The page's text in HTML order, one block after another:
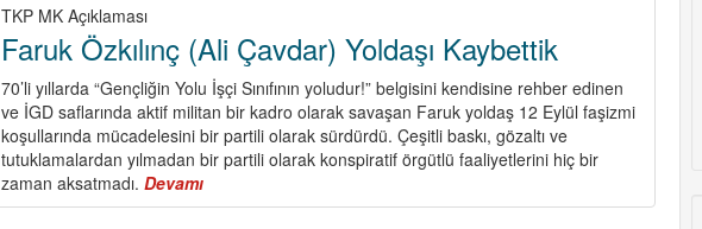
Sosyalizm
Mücadelesi
Küllerinden
Yeniden
Doğuyor!
TKP MK Açıklaması
Faruk Özkılınç (Ali Çavdar) Yoldaşı Kaybettik
70’li yıllarda “Gençliğin Yolu İşçi Sınıfının yoludur!” belgisini kendisine rehber edinen
ve İGD saflarında aktif militan bir kadro olarak savaşan Faruk yoldaş 12 Eylül faşizmi
koşullarında mücadelesini bir partili olarak sürdürdü. Çeşitli baskı, gözaltı ve
tutuklamalardan yılmadan bir partili olarak konspiratif örgütlü faaliyetlerini hiç bir
zaman aksatmadı.Devamı
Faruk